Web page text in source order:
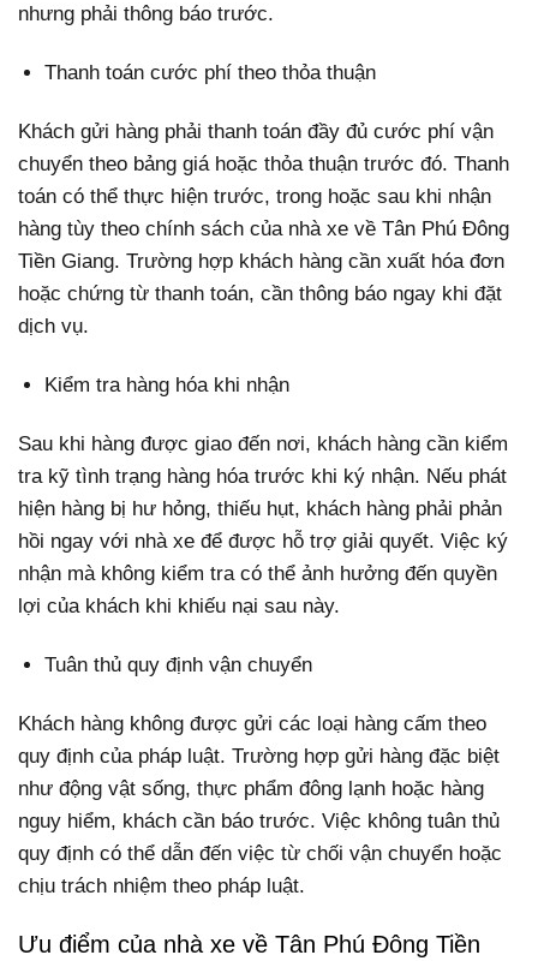
nhưng phải thông báo trước.
Thanh toán cước phí theo thỏa thuận
Khách gửi hàng phải thanh toán đầy đủ cước phí vận
chuyển theo bảng giá hoặc thỏa thuận trước đó. Thanh
toán có thể thực hiện trước, trong hoặc sau khi nhận
hàng tùy theo chính sách của nhà xe về Tân Phú Đông
Tiền Giang. Trường hợp khách hàng cần xuất hóa đơn
hoặc chứng từ thanh toán, cần thông báo ngay khi đặt
dịch vụ.
Kiểm tra hàng hóa khi nhận
Sau khi hàng được giao đến nơi, khách hàng cần kiểm
tra kỹ tình trạng hàng hóa trước khi ký nhận. Nếu phát
hiện hàng bị hư hỏng, thiếu hụt, khách hàng phải phản
hồi ngay với nhà xe để được hỗ trợ giải quyết. Việc ký
nhận mà không kiểm tra có thể ảnh hưởng đến quyền
lợi của khách khi khiếu nại sau này.
Tuân thủ quy định vận chuyển
Khách hàng không được gửi các loại hàng cấm theo
quy định của pháp luật. Trường hợp gửi hàng đặc biệt
như động vật sống, thực phẩm đông lạnh hoặc hàng
nguy hiểm, khách cần báo trước. Việc không tuân thủ
quy định có thể dẫn đến việc từ chối vận chuyển hoặc
chịu trách nhiệm theo pháp luật.
Ưu điểm của nhà xe về Tân Phú Đông Tiền